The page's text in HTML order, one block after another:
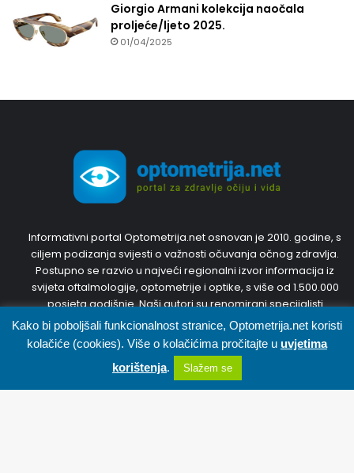
Giorgio Armani kolekcija naočala
proljeće/ljeto 2025.
01/04/2025
Informativni portal Optometrija.net osnovan je 2010. godine, s
ciljem podizanja svijesti o važnosti očuvanja očnog zdravlja.
Postupno se razvio u najveći regionalni izvor informacija iz
svijeta oftalmologije, optometrije i optike, s više od 1.500.000
posjeta godišnje. Naši autori su renomirani specijalisti
oftalmologije i optometristi s inozemnim diplomama i
dugogodišnjim iskustvom. Trudit ćemo se predstaviti Vam
najnovije, točne i korisne informacije. Pridružite nam se,
sudjelujte u diskusijama i svojim prijedlozima kreirajte portal
zajedno s nama.
Facebook X WhatsApp Telegram Viber
Kako bi poboljšali funkcionalnost stranice, Optometrija.net koristi
kolačiće (cookies). Više o kolačićima pročitajte u uvjetima
korištenja. Slažem se